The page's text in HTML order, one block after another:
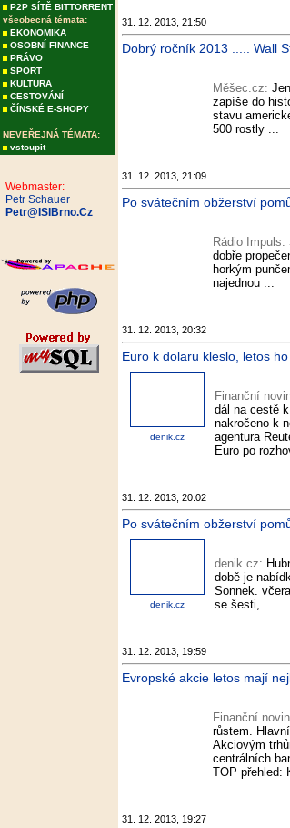
P2P SÍTĚ BITTORRENT
všeobecná témata:
EKONOMIKA
OSOBNÍ FINANCE
PRÁVO
SPORT
KULTURA
CESTOVÁNÍ
ČÍNSKÉ E-SHOPY
NEVEŘEJNÁ TÉMATA:
vstoupit
Webmaster:
Petr Schauer
Petr@ISIBrno.Cz
31. 12. 2013, 21:50
Dobrý ročník 2013 ..... Wall
Měšec.cz:
zapíše do
stavu
500 rostly ...
31. 12. 2013, 21:09
Po svátečním obžerství
Rádio Impuls:
dobře
horkým
najednou ...
31. 12. 2013, 20:32
Euro k dolaru kleslo, letos
denik.cz
Finanční
dál na cestě
nakročeno k
agentura
Euro po
31. 12. 2013, 20:02
Po svátečním obžerství
denik.cz
denik.cz:
době je
Sonnek.
se šesti, ...
31. 12. 2013, 19:59
Evropské akcie letos mají
Finanční
růstem.
Akciovým
centrálních
TOP přehled:
31. 12. 2013, 19:27